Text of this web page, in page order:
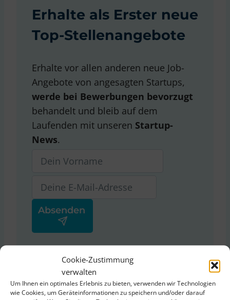
Cookie-Zustimmung
verwalten
Um Ihnen ein optimales Erlebnis zu bieten, verwenden wir Technologien
wie Cookies, um Geräteinformationen zu speichern und/oder darauf
Erhalte als Erster neue
Top-Stellenangebote
Erhalte vor allen anderen neue Job-
Angebote von angesagten Startups,
werde bei Bewerbungen bevorzugt
behandelt und bleib auf dem
Laufenden mit unseren Startup-
News.
Datenschutzerklärungvon
ThinkStartup zu.